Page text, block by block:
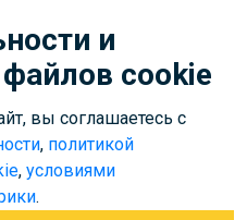
работы сайта,
целей, предусмотренных
данных
и
cookie
вы соглашаетесь с
, политикой
, условиями
.